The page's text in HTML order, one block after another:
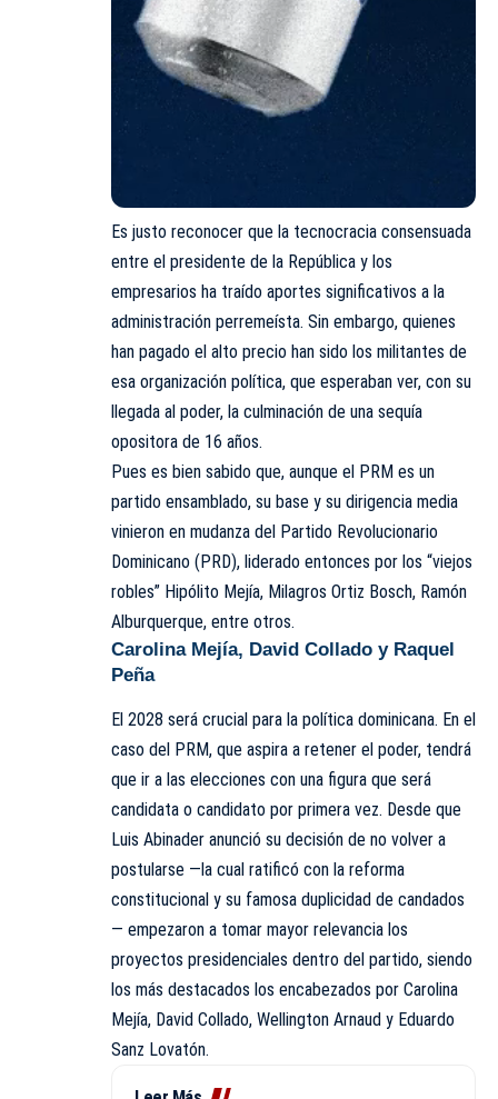
Es justo reconocer que la tecnocracia consensuada
entre el presidente de la República y los
empresarios ha traído aportes significativos a la
administración perremeísta. Sin embargo, quienes
han pagado el alto precio han sido los militantes de
esa organización política, que esperaban ver, con su
llegada al poder, la culminación de una sequía
opositora de 16 años.
Pues es bien sabido que, aunque el PRM es un
partido ensamblado, su base y su dirigencia media
vinieron en mudanza del Partido Revolucionario
Dominicano (PRD), liderado entonces por los “viejos
robles” Hipólito Mejía, Milagros Ortiz Bosch, Ramón
Alburquerque, entre otros.
Carolina Mejía, David Collado y Raquel
Peña
El 2028 será crucial para la política dominicana. En el
caso del PRM, que aspira a retener el poder, tendrá
que ir a las elecciones con una figura que será
candidata o candidato por primera vez. Desde que
Luis Abinader anunció su decisión de no volver a
postularse —la cual ratificó con la reforma
constitucional y su famosa duplicidad de candados
— empezaron a tomar mayor relevancia los
proyectos presidenciales dentro del partido, siendo
los más destacados los encabezados por Carolina
Mejía, David Collado, Wellington Arnaud y Eduardo
Sanz Lovatón.